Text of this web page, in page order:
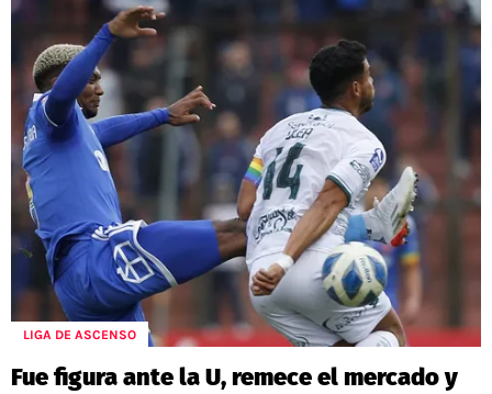
LIGA DE ASCENSO
Fue figura ante la U, remece el mercado y